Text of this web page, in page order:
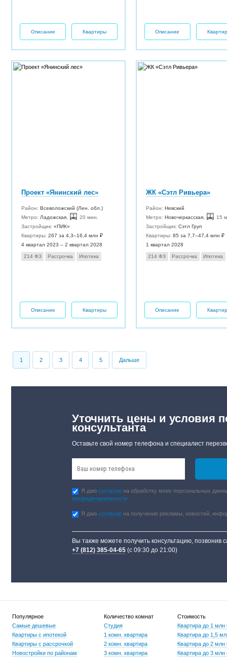
Описание Квартиры Описание
Проект «Янинский лес»
Район:Всеволожский (Лен. обл.)
Метро: Ладожская
20 мин.
Застройщик:«ПИК»
Квартиры:267 за 4,3–16,4 млн ₽
4 квартал 2023 – 2 квартал 2028
214 ФЗ Рассрочка Ипотека
Описание Квартиры
ЖК «Сэтл Ривьера»
Район: Невский
Метро: Новочеркасская,
15
Застройщик: Сэтл Груп
Квартиры: 85 за 7,7–47,4 млн ₽
1 квартал 2028
214 ФЗ Рассрочка Ипотека
Описание
1 2 3 4 5 Дальше
Уточнить цены и условия
консультанта
Оставьте свой номер телефона и специалист
Я даюсогласие на обработку моих персональных
конфиденциальности
Я даюсогласие на получение рекламы, новостей,
Вы также можете получить консультацию, позвонив
+7 (812) 385-04-65 (с 09:30 до 21:00)
Популярное
Самые дешевые
Квартиры с ипотекой
Квартиры с рассрочкой
Новостройки по районам
Количество комнат
Студия
1 комн. квартира
2 комн. квартира
3 комн. квартира
Стоимость
Квартира до 1 млн
Квартира до 1,5
Квартира до 2 млн
Квартира до 3 млн